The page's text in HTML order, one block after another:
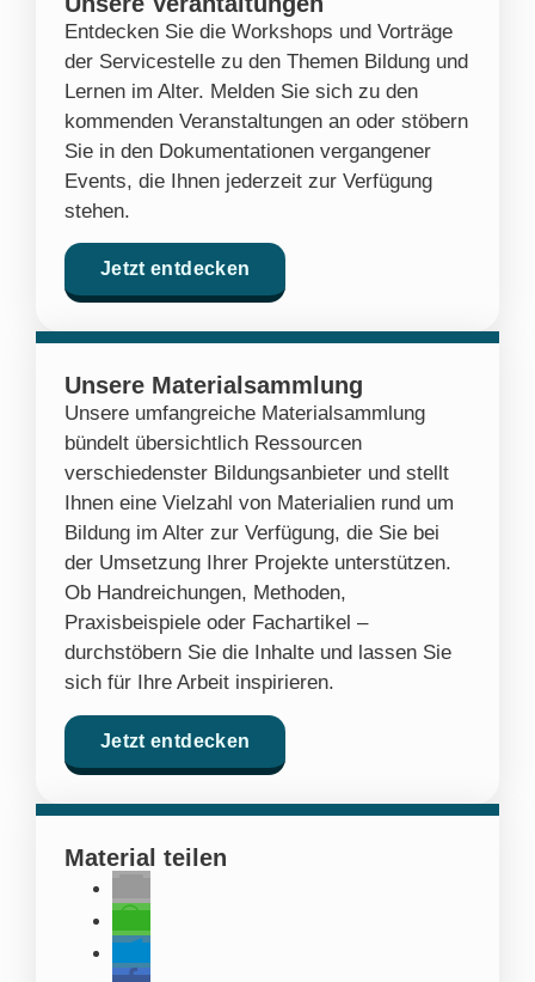
Entdecken Sie die Workshops und Vorträge
der Servicestelle zu den Themen Bildung und
Lernen im Alter. Melden Sie sich zu den
kommenden Veranstaltungen an oder stöbern
Sie in den Dokumentationen vergangener
Events, die Ihnen jederzeit zur Verfügung
stehen.
Jetzt entdecken
Unsere Materialsammlung
Unsere umfangreiche Materialsammlung
bündelt übersichtlich Ressourcen
verschiedenster Bildungsanbieter und stellt
Ihnen eine Vielzahl von Materialien rund um
Bildung im Alter zur Verfügung, die Sie bei
der Umsetzung Ihrer Projekte unterstützen.
Ob Handreichungen, Methoden,
Praxisbeispiele oder Fachartikel –
durchstöbern Sie die Inhalte und lassen Sie
sich für Ihre Arbeit inspirieren.
Jetzt entdecken
Material teilen